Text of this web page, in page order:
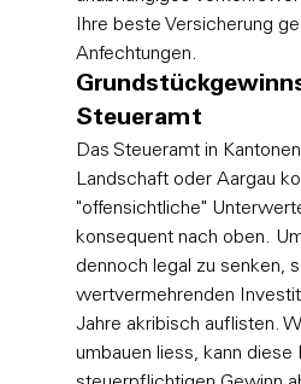
Ihre beste Versicherung
Anfechtungen.
Steueramt
Das Steueramt in
Landschaft oder Aargau
"offensichtliche"
konsequent nach oben.
dennoch legal zu senken,
wertvermehrenden
Jahre akribisch auflisten.
umbauen liess, kann diese